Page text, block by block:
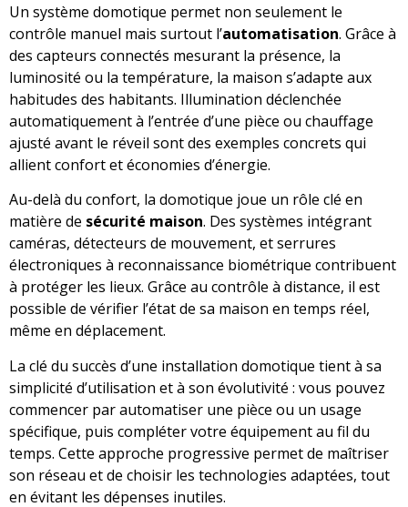
Un système domotique permet non seulement le
contrôle manuel mais surtout l’automatisation. Grâce à
des capteurs connectés mesurant la présence, la
luminosité ou la température, la maison s’adapte aux
habitudes des habitants. Illumination déclenchée
automatiquement à l’entrée d’une pièce ou chauffage
ajusté avant le réveil sont des exemples concrets qui
allient confort et économies d’énergie.
Au-delà du confort, la domotique joue un rôle clé en
matière de sécurité maison. Des systèmes intégrant
caméras, détecteurs de mouvement, et serrures
électroniques à reconnaissance biométrique contribuent
à protéger les lieux. Grâce au contrôle à distance, il est
possible de vérifier l’état de sa maison en temps réel,
même en déplacement.
La clé du succès d’une installation domotique tient à sa
simplicité d’utilisation et à son évolutivité : vous pouvez
commencer par automatiser une pièce ou un usage
spécifique, puis compléter votre équipement au fil du
temps. Cette approche progressive permet de maîtriser
son réseau et de choisir les technologies adaptées, tout
en évitant les dépenses inutiles.